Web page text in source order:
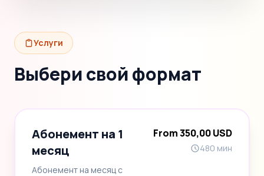
Услуги
Выбери свой формат
Абонемент на 1
месяц
Абонемент на месяц с
From 350,00 USD
480 мин